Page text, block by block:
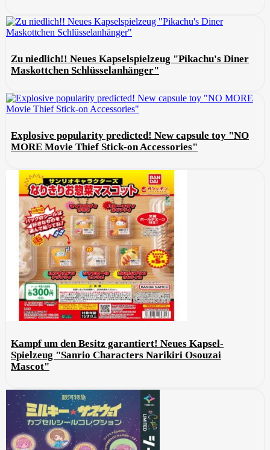
Zu niedlich!! Neues Kapselspielzeug "Pikachu's Diner
Maskottchen Schlüsselanhänger"
Explosive popularity predicted! New capsule toy "NO
MORE Movie Thief Stick-on Accessories"
Kampf um den Besitz garantiert! Neues Kapsel-
Spielzeug "Sanrio Characters Narikiri Osouzai
Mascot"